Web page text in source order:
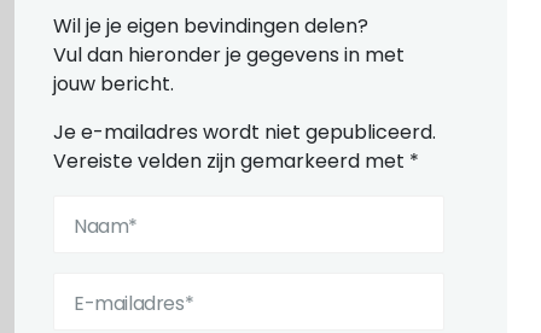
Wil je je eigen bevindingen delen?
Vul dan hieronder je gegevens in met
jouw bericht.
Je e-mailadres wordt niet gepubliceerd.
Vereiste velden zijn gemarkeerd met *